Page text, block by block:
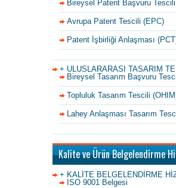
Bireysel Patent Başvuru Tescili
Avrupa Patent Tescili (EPC)
Patent İşbirliği Anlaşması
+ ULUSLARARASI TASARIM
Bireysel Tasarım Başvuru
Topluluk Tasarım Tescili
Lahey Anlaşması Tasarım
Kalite ve Ürün Belgelendirme
+ KALİTE BELGELENDİRME
ISO 9001 Belgesi